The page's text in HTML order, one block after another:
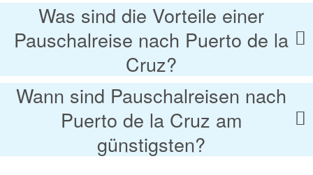
Was sind die Vorteile einer
Pauschalreise nach Puerto de la
Cruz?
Wann sind Pauschalreisen nach
Puerto de la Cruz am
günstigsten?